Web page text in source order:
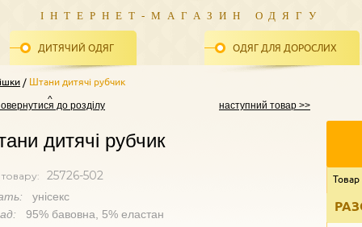
ІНТЕРНЕТ-МАГАЗИН ОДЯГУ
ДИТЯЧИЙ ОДЯГ ОДЯГ ДЛЯ ДОРОСЛИХ
Штани дитячі рубчик
Товар
наступний товар >>
до розділу
дитячі рубчик
25726-502
унісекс
95% бавовна, 5% еластан